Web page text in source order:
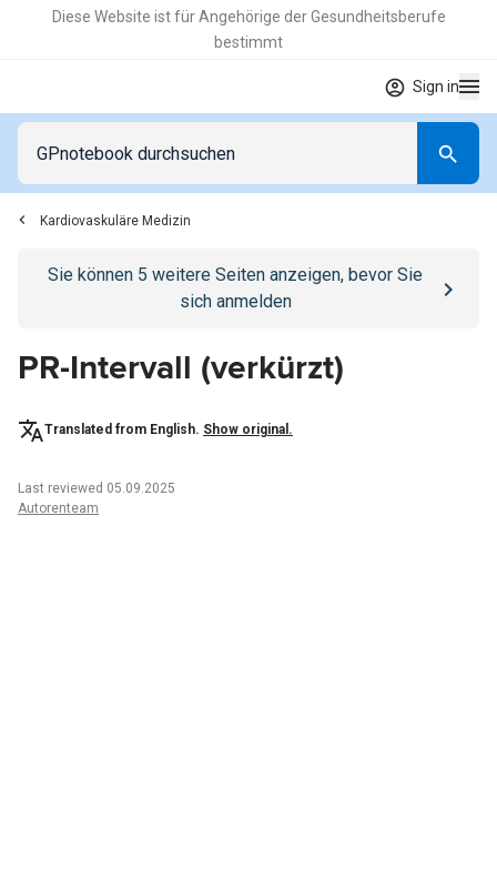
Diese Website ist für Angehörige der Gesundheitsberufe
bestimmt
Sign in
Kardiovaskuläre Medizin
Go to/anmeldenpage
Sie können 5 weitere Seiten anzeigen, bevor Sie
sich anmelden
PR-Intervall (verkürzt)
Translated from English. Show original.
Last reviewed 05.09.2025
Autorenteam